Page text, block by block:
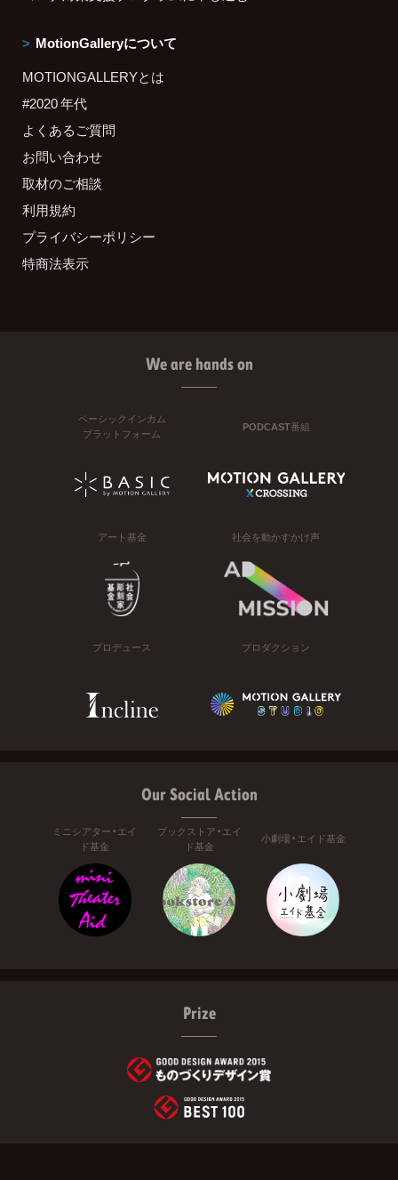
MotionGalleryについて
MOTIONGALLERYとは
#2020 年代
よくあるご質問
お問い合わせ
取材のご相談
利用規約
プライバシーポリシー
特商法表示
We are hands on
ベーシックインカム
プラットフォーム
PODCAST番組
アート基金 社会を動かすかけ声
プロデュース プロダクション
Our Social Action
ミニシアター・エイ
ド基金
ブックストア・エイ
ド基金
小劇場・エイド基金
Prize